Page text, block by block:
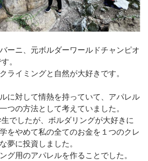
ーニ、元ボルダーワールドチャンピオ
。
ライミングと自然が大好きです。
に対して情熱を持っていて、アパレル
つの方法として考えていました。
でしたが、ボルダリングが大好きに
をやめて私の全てのお金を１つのクレ
夢に投資しました。
グ用のアパレルを作ることでした。